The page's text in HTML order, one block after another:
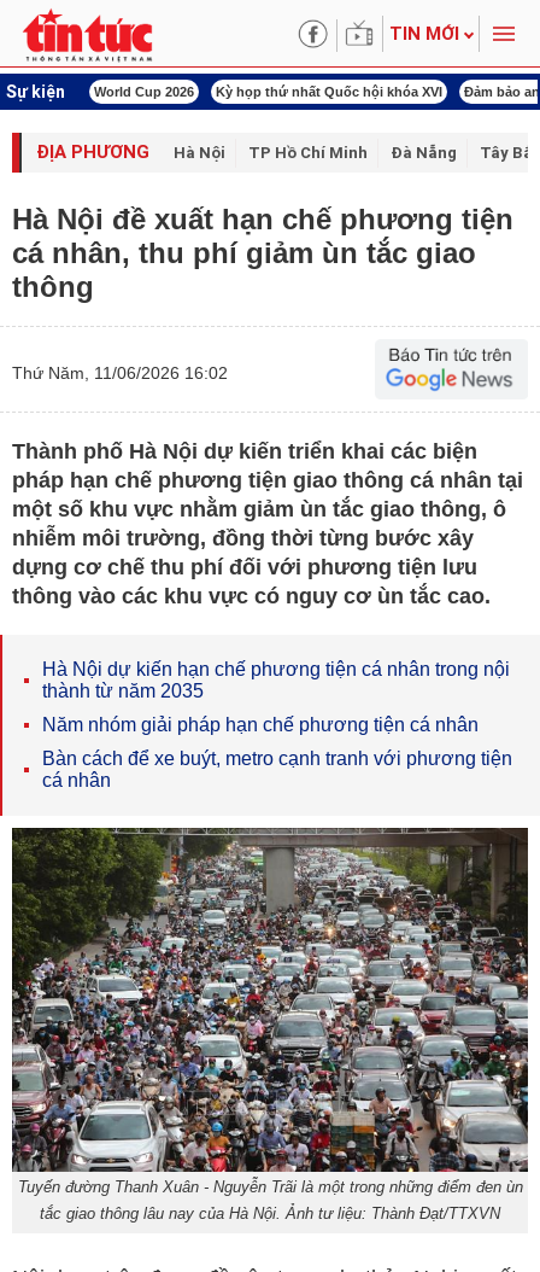
TIN MỚI
Sự kiện
Cup 2026 Kỳ họp thứ nhất Quốc hội khóa XVI Đảm bảo an ninh năng
ĐỊA PHƯƠNG Hà Nội TP Hồ Chí Minh Đà Nẵng Tây
Hà Nội đề xuất hạn chế phương tiện
cá nhân, thu phí giảm ùn tắc giao
thông
Thứ Năm, 11/06/2026 16:02
Thành phố Hà Nội dự kiến triển khai các biện
pháp hạn chế phương tiện giao thông cá nhân tại
một số khu vực nhằm giảm ùn tắc giao thông, ô
nhiễm môi trường, đồng thời từng bước xây
dựng cơ chế thu phí đối với phương tiện lưu
thông vào các khu vực có nguy cơ ùn tắc cao.
Hà Nội dự kiến hạn chế phương tiện cá nhân trong nội
thành từ năm 2035
Năm nhóm giải pháp hạn chế phương tiện cá nhân
Bàn cách để xe buýt, metro cạnh tranh với phương tiện
cá nhân
Tuyến đường Thanh Xuân - Nguyễn Trãi là một trong những điểm đen ùn
tắc giao thông lâu nay của Hà Nội. Ảnh tư liệu: Thành Đạt/TTXVN